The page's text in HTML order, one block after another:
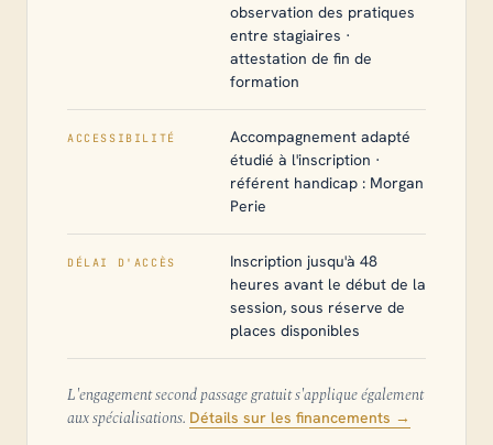
observation des pratiques
entre stagiaires ·
attestation de fin de
formation
ACCESSIBILITÉ
Accompagnement adapté
étudié à l'inscription ·
référent handicap : Morgan
Perie
DÉLAI D'ACCÈS
Inscription jusqu'à 48
heures avant le début de la
session, sous réserve de
places disponibles
L'engagement second passage gratuit s'applique également
aux spécialisations. Détails sur les financements →